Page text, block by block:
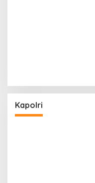
Kapolri